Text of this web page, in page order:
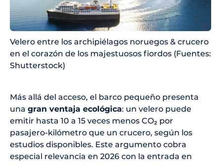
Velero entre los archipiélagos noruegos & crucero
en el corazón de los majestuosos fiordos (Fuentes:
Shutterstock)
Más allá del acceso, el barco pequeño presenta
una gran ventaja ecológica: un velero puede
emitir hasta 10 a 15 veces menos CO₂ por
pasajero-kilómetro que un crucero, según los
estudios disponibles. Este argumento cobra
especial relevancia en 2026 con la entrada en